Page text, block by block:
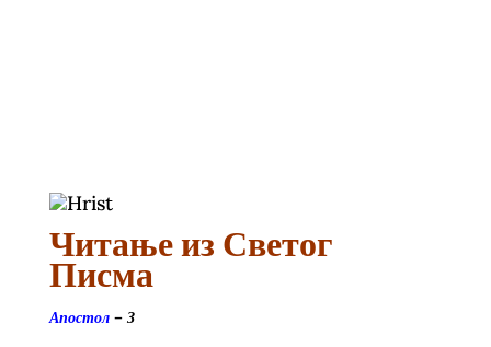
Читање из Светог
Писма
Апостол– З